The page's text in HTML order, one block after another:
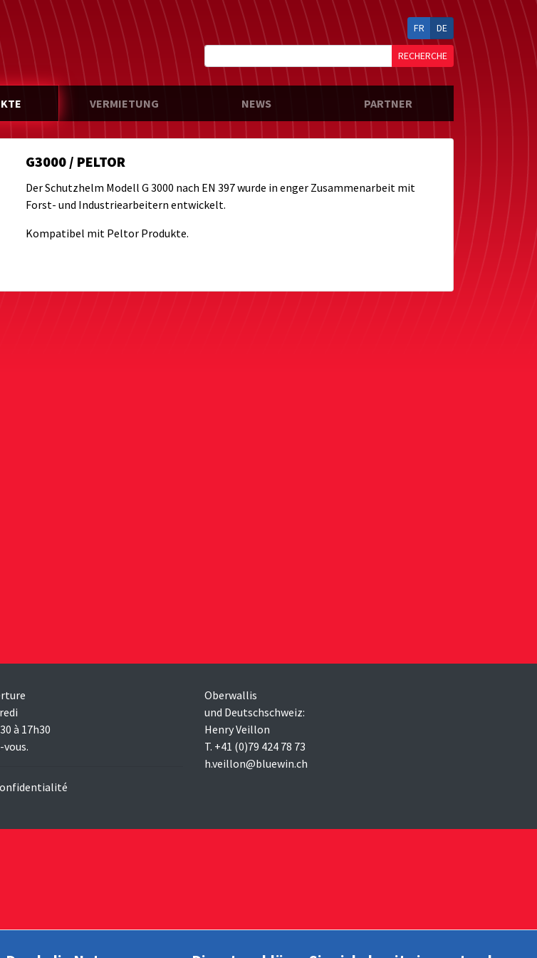
FR DE
RECHERCHE
VERMIETUNG NEWS PARTNER
G3000 / PELTOR
Der Schutzhelm Modell G 3000 nach EN 397 wurde in enger Zusammenarbeit mit
Forst- und Industriearbeitern entwickelt.
Kompatibel mit Peltor Produkte.
à 17h30
vous.
Oberwallis
und Deutschschweiz:
Henry Veillon
T. +41 (0)79 424 78 73
h.veillon@bluewin.ch